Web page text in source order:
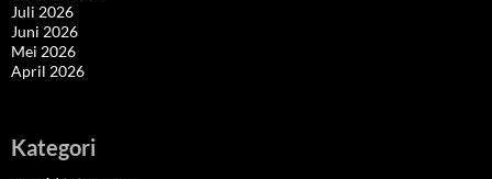
Juli 2026
Juni 2026
Mei 2026
April 2026
Kategori